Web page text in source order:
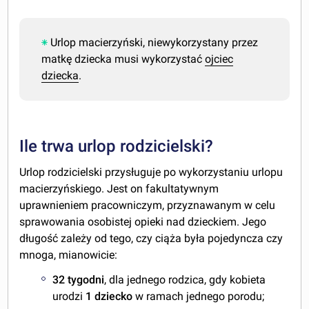
Urlop macierzyński, niewykorzystany przez
matkę dziecka musi wykorzystaćojciec
dziecka.
Ile trwa urlop rodzicielski?
Urlop rodzicielski przysługuje po wykorzystaniu urlopu
macierzyńskiego. Jest on fakultatywnym
uprawnieniem pracowniczym, przyznawanym w celu
sprawowania osobistej opieki nad dzieckiem. Jego
długość zależy od tego, czy ciąża była pojedyncza czy
mnoga, mianowicie:
32 tygodni, dla jednego rodzica, gdy kobieta
urodzi 1 dziecko w ramach jednego porodu;